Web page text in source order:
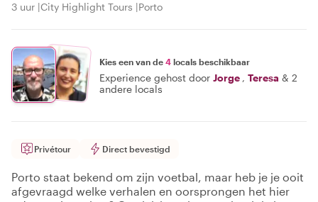
3 uur City Highlight Tours Porto
Kies een van de 4 locals beschikbaar
Experience gehost door Jorge , Teresa & 2
andere locals
Privétour Direct bevestigd
Porto staat bekend om zijn voetbal, maar heb je je ooit
afgevraagd welke verhalen en oorsprongen het hier